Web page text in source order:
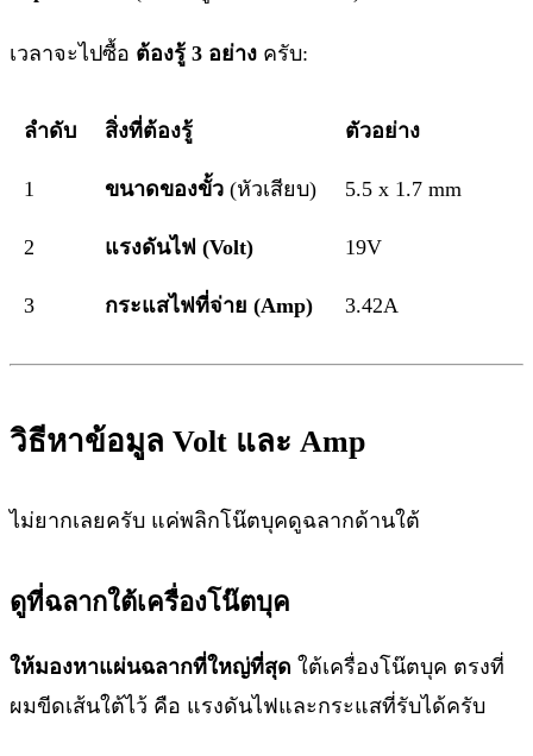
เวลาจะไปซื้อ ต้องรู้ 3 อย่าง ครับ:
ลำดับ สิ่งที่ต้องรู้ ตัวอย่าง
1 ขนาดของขั้ว (หัวเสียบ) 5.5 x 1.7 mm
2 แรงดันไฟ (Volt) 19V
3 กระแสไฟที่จ่าย (Amp) 3.42A
วิธีหาข้อมูล Volt และ Amp
ไม่ยากเลยครับ แค่พลิกโน๊ตบุคดูฉลากด้านใต้
ดูที่ฉลากใต้เครื่องโน๊ตบุค
ให้มองหาแผ่นฉลากที่ใหญ่ที่สุด ใต้เครื่องโน๊ตบุค ตรงที่
ผมขีดเส้นใต้ไว้ คือ แรงดันไฟและกระแสที่รับได้ครับ